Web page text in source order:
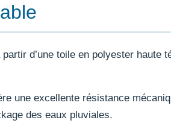
d’une toile en polyester haute
une excellente résistance
des eaux pluviales.